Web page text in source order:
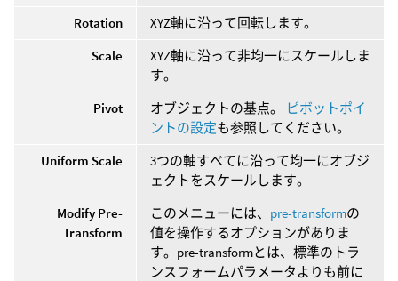
Rotation
XYZ軸に沿って回転します。
Scale
XYZ軸に沿って非均一にスケールしま
す。
Pivot
オブジェクトの基点。
ピボットポイ
ントの設定も参照してください。
Uniform Scale
3つの軸すべてに沿って均一にオブジ
ェクトをスケールします。
Modify Pre-
Transform
このメニューには、 pre-transformの
値を操作するオプションがありま
す。pre-transformとは、標準のトラ
ンスフォームパラメータよりも前に